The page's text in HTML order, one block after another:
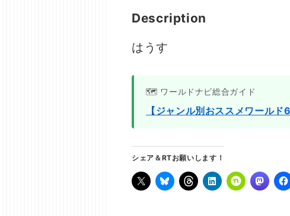
Description
はうす
🗺️ ワールドナビ総合ガイド
【ジャンル別おススメワール
シェア＆RTお願いします！